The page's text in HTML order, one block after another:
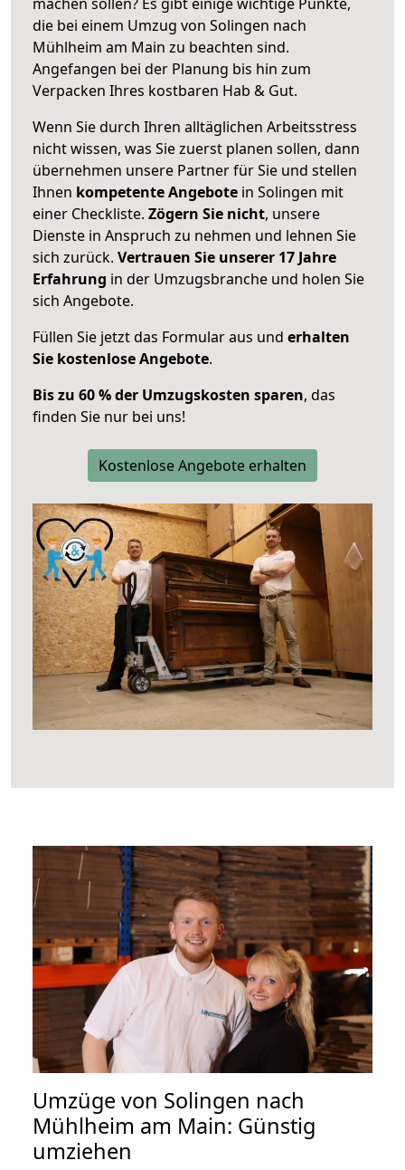
die bei einem Umzug von Solingen nach
Mühlheim am Main zu beachten sind.
Angefangen bei der Planung bis hin zum
Verpacken Ihres kostbaren Hab & Gut.
Wenn Sie durch Ihren alltäglichen Arbeitsstress
nicht wissen, was Sie zuerst planen sollen, dann
übernehmen unsere Partner für Sie und stellen
Ihnen kompetente Angebote in Solingen mit
einer Checkliste. Zögern Sie nicht, unsere
Dienste in Anspruch zu nehmen und lehnen Sie
sich zurück. Vertrauen Sie unserer 17 Jahre
Erfahrung in der Umzugsbranche und holen Sie
sich Angebote.
Füllen Sie jetzt das Formular aus und erhalten
Sie kostenlose Angebote.
Bis zu 60 % der Umzugskosten sparen, das
finden Sie nur bei uns!
Kostenlose Angebote erhalten
Umzüge von Solingen nach
Mühlheim am Main: Günstig
umziehen